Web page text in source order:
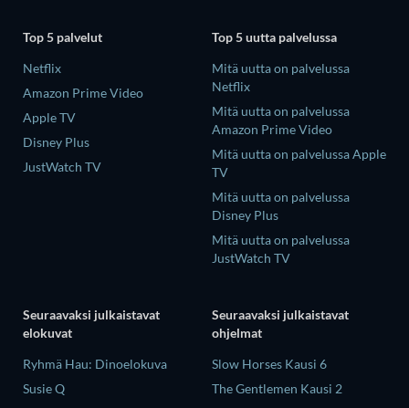
Top 5 palvelut
Netflix
Amazon Prime Video
Apple TV
Disney Plus
JustWatch TV
Top 5 uutta palvelussa
Mitä uutta on palvelussa
Netflix
Mitä uutta on palvelussa
Amazon Prime Video
Mitä uutta on palvelussa Apple
TV
Mitä uutta on palvelussa
Disney Plus
Mitä uutta on palvelussa
JustWatch TV
Seuraavaksi julkaistavat
elokuvat
Ryhmä Hau: Dinoelokuva
Susie Q
Seuraavaksi julkaistavat
ohjelmat
Slow Horses Kausi 6
The Gentlemen Kausi 2